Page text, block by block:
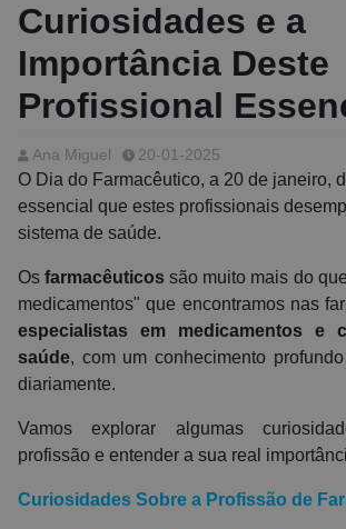
Curiosidades e a
Importância Deste
Profissional
Ana Miguel 20-01-2025
O Dia do Farmacêutico, a 20 de janeiro,
essencial que estes profissionais
sistema de saúde.
Osfarmacêuticos são muito mais do
medicamentos" que encontramos nas
especialistas em medicamentos e
saúde, com um conhecimento
diariamente.
Vamos explorar algumas
profissão e entender a sua real
Curiosidades Sobre a Profissão de